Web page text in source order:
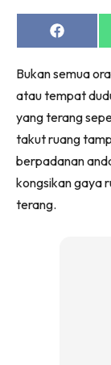
Casa
Share
on
Bukan semua
atau tempat
yang terang
takut ruang
berpadanan
kongsikan gaya
terang.